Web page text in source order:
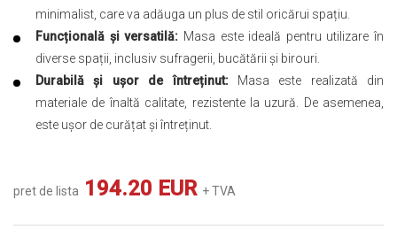
minimalist, care va adăuga un plus de stil oricărui spațiu.
Funcțională și versatilă: Masa este ideală pentru utilizare în
diverse spații, inclusiv sufragerii, bucătării și birouri.
Durabilă și ușor de întreținut:Masa este realizată din
materiale de înaltă calitate, rezistente la uzură. De asemenea,
este ușor de curățat și întreținut.
pret de lista 194.20 EUR + TVA